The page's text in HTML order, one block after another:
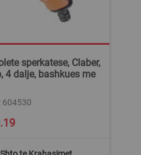
sperkatese, Claber,
4 dalje, bashkues me
604530